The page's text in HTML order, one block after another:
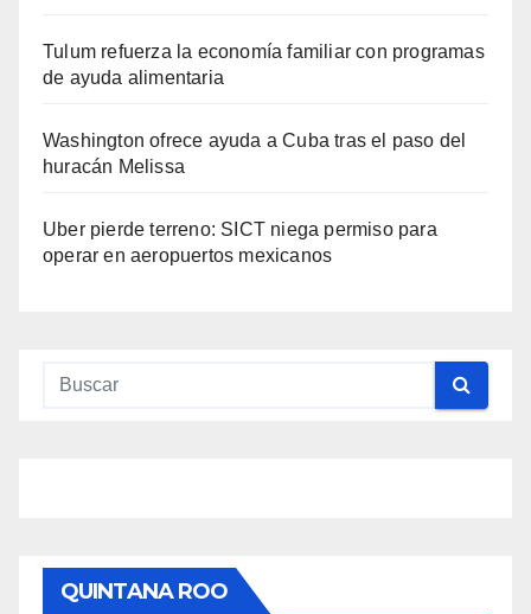
Tulum refuerza la economía familiar con programas
de ayuda alimentaria
Washington ofrece ayuda a Cuba tras el paso del
huracán Melissa
Uber pierde terreno: SICT niega permiso para
operar en aeropuertos mexicanos
QUINTANA ROO